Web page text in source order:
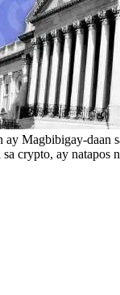
Magbibigay-daan
crypto, ay